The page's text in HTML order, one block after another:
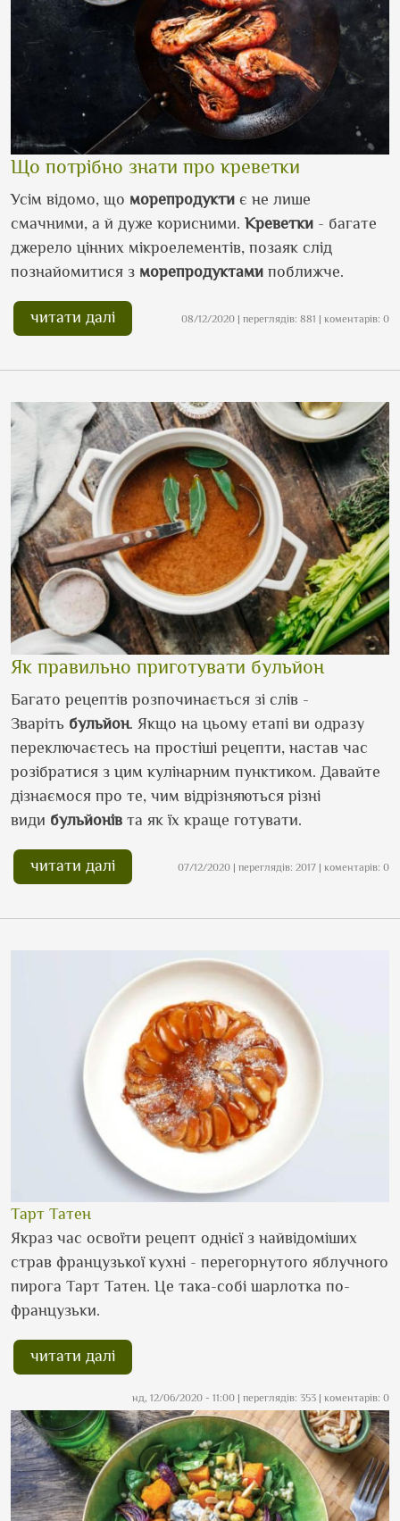
Що потрібно знати про креветки
Усім відомо, що морепродукти є не лише
смачними, а й дуже корисними. Креветки - багате
джерело цінних мікроелементів, позаяк слід
познайомитися з морепродуктами поближче.
читати далі 08/12/2020 | переглядів: 881 | коментарів: 0
Як правильно приготувати бульйон
Багато рецептів розпочинається зі слів -
Зваріть бульйон. Якщо на цьому етапі ви одразу
переключаєтесь на простіші рецепти, настав час
розібратися з цим кулінарним пунктиком. Давайте
дізнаємося про те, чим відрізняються різні
види бульйонів та як їх краще готувати.
читати далі 07/12/2020 | переглядів: 2017 | коментарів: 0
Тарт Татен
Якраз час освоїти рецепт однієї з найвідоміших
страв французької кухні - перегорнутого яблучного
пирога Тарт Татен. Це така-собі шарлотка по-
французьки.
читати далі
нд, 12/06/2020 - 11:00 | переглядів: 353 | коментарів: 0